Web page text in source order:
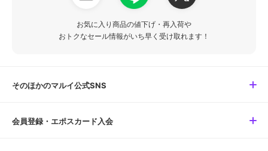
お気に入り商品の値下げ・再入荷や
おトクなセール情報がいち早く受け取れます！
そのほかのマルイ公式SNS
会員登録・エポスカード入会